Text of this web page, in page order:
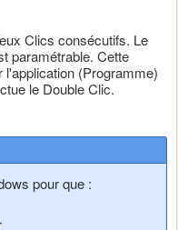
Clics consécutifs. Le
paramétrable. Cette
(Programme)
le Double Clic.
pour que :